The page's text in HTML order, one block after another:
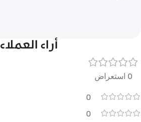
أراء العملاء
0 استعراض
0
0